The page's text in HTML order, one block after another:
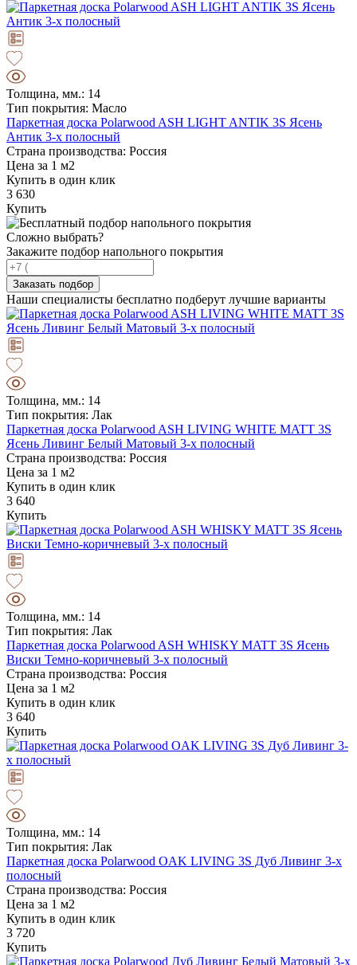
Толщина, мм.: 14
Тип покрытия: Масло
Паркетная доска Polarwood ASH LIGHT ANTIK 3S Ясень
Антик 3-х полосный
Страна производства: Россия
Цена за 1 м2
Купить в один клик
3 630
Купить
Сложно выбрать?
Закажите подбор напольного покрытия
Заказать подбор
Наши специалисты бесплатно подберут лучшие варианты
Толщина, мм.: 14
Тип покрытия: Лак
Паркетная доска Polarwood ASH LIVING WHITE MATT 3S
Ясень Ливинг Белый Матовый 3-х полосный
Страна производства: Россия
Цена за 1 м2
Купить в один клик
3 640
Купить
Толщина, мм.: 14
Тип покрытия: Лак
Паркетная доска Polarwood ASH WHISKY MATT 3S Ясень
Виски Темно-коричневый 3-х полосный
Страна производства: Россия
Цена за 1 м2
Купить в один клик
3 640
Купить
Толщина, мм.: 14
Тип покрытия: Лак
Паркетная доска Polarwood OAK LIVING 3S Дуб Ливинг 3-х
полосный
Страна производства: Россия
Цена за 1 м2
Купить в один клик
3 720
Купить